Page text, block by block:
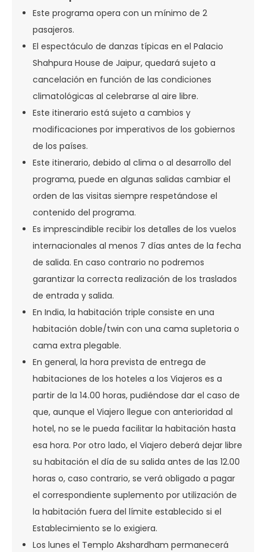
Este programa opera con un mínimo de 2
pasajeros.
El espectáculo de danzas típicas en el Palacio
Shahpura House de Jaipur, quedará sujeto a
cancelación en función de las condiciones
climatológicas al celebrarse al aire libre.
Este itinerario está sujeto a cambios y
modificaciones por imperativos de los gobiernos
de los países.
Este itinerario, debido al clima o al desarrollo del
programa, puede en algunas salidas cambiar el
orden de las visitas siempre respetándose el
contenido del programa.
Es imprescindible recibir los detalles de los vuelos
internacionales al menos 7 días antes de la fecha
de salida. En caso contrario no podremos
garantizar la correcta realización de los traslados
de entrada y salida.
En India, la habitación triple consiste en una
habitación doble/twin con una cama supletoria o
cama extra plegable.
En general, la hora prevista de entrega de
habitaciones de los hoteles a los Viajeros es a
partir de la 14.00 horas, pudiéndose dar el caso de
que, aunque el Viajero llegue con anterioridad al
hotel, no se le pueda facilitar la habitación hasta
esa hora. Por otro lado, el Viajero deberá dejar libre
su habitación el día de su salida antes de las 12.00
horas o, caso contrario, se verá obligado a pagar
el correspondiente suplemento por utilización de
la habitación fuera del límite establecido si el
Establecimiento se lo exigiera.
Los lunes el Templo Akshardham permanecerá